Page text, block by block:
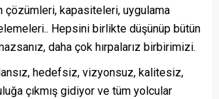
kapasiteleri, uygulama
Hepsini birlikte düşünüp bütün
daha çok hırpalarız birbirimizi.
hedefsiz, vizyonsuz, kalitesiz,
çıkmış gidiyor ve tüm yolcular